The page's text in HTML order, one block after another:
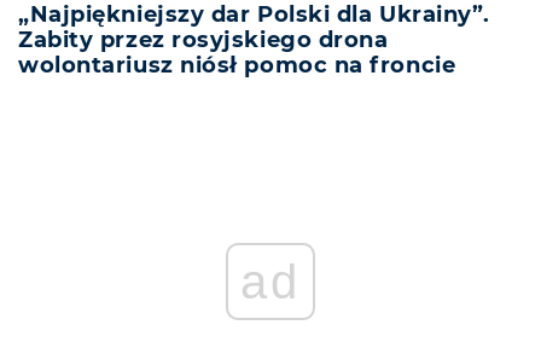
„Najpiękniejszy dar Polski dla Ukrainy”.
Zabity przez rosyjskiego drona
wolontariusz niósł pomoc na froncie
ad